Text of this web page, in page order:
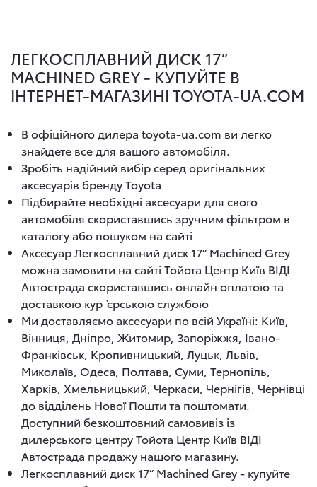
ЛЕГКОСПЛАВНИЙ ДИСК 17”
MACHINED GREY - КУПУЙТЕ В
ІНТЕРНЕТ-МАГАЗИНІ TOYOTA-UA.COM
В офіційного дилера toyota-ua.com ви легко
знайдете все для вашого автомобіля.
Зробіть надійний вибір серед оригінальних
аксесуарів бренду Toyota
Підбирайте необхідні аксесуари для свого
автомобіля скориставшись зручним фільтром в
каталогу або пошуком на сайті
Аксесуар Легкосплавний диск 17” Machined Grey
можна замовити на сайті Тойота Центр Київ ВІДІ
Автострада скориставшись онлайн оплатою та
доставкою кур`єрською службою
Ми доставляємо аксесуари по всій Україні: Київ,
Вінниця, Дніпро, Житомир, Запоріжжя, Івано-
Франківськ, Кропивницький, Луцьк, Львів,
Миколаїв, Одеса, Полтава, Суми, Тернопіль,
Харків, Хмельницький, Черкаси, Чернігів, Чернівці
до відділень Нової Пошти та поштомати.
Доступний безкоштовний самовивіз із
дилерського центру Тойота Центр Київ ВІДІ
Автострада продажу нашого магазину.
Легкосплавний диск 17” Machined Grey - купуйте